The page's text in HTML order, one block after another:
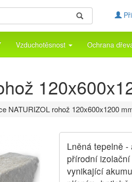
Vzduchotěsnost Ochrana
NATURIZOL rohož 120x600x1200
Lněná tepelně
přírodní
vynikající